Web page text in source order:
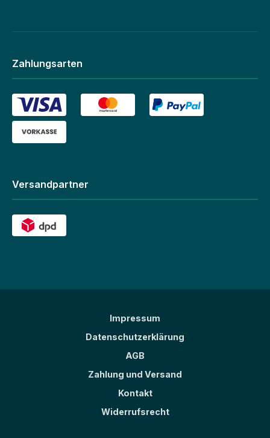
Zahlungsarten
Versandpartner
Impressum
Datenschutzerklärung
AGB
Zahlung und Versand
Kontakt
Widerrufsrecht